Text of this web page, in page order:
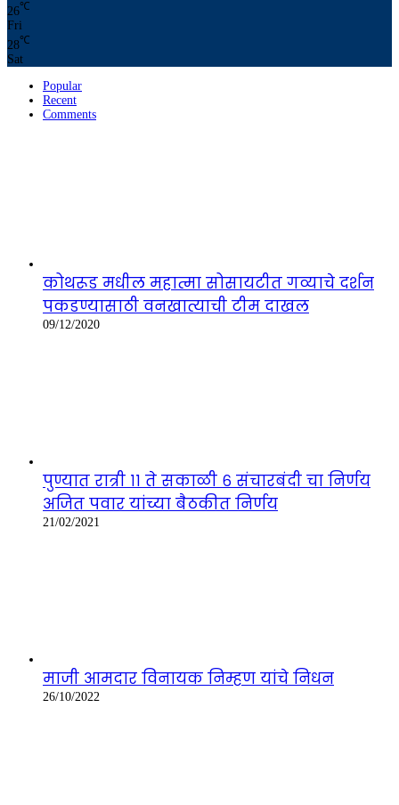
26℃
Fri
28℃
Sat
Popular
Recent
Comments
कोथरूड मधील महात्मा सोसायटीत गव्याचे दर्शन
पकडण्यासाठी वनखात्याची टीम दाखल
09/12/2020
पुण्यात रात्री ११ ते सकाळी ६ संचारबंदी चा निर्णय
अजित पवार यांच्या बैठकीत निर्णय
21/02/2021
माजी आमदार विनायक निम्हण यांचे निधन
26/10/2022